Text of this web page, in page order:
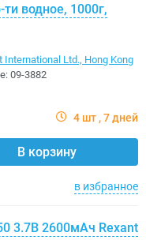
водное, 1000г,
International Ltd., Hong Kong
09-3882
4 шт 7 дней
В корзину
в избранное
3.7В 2600мАч Rexant